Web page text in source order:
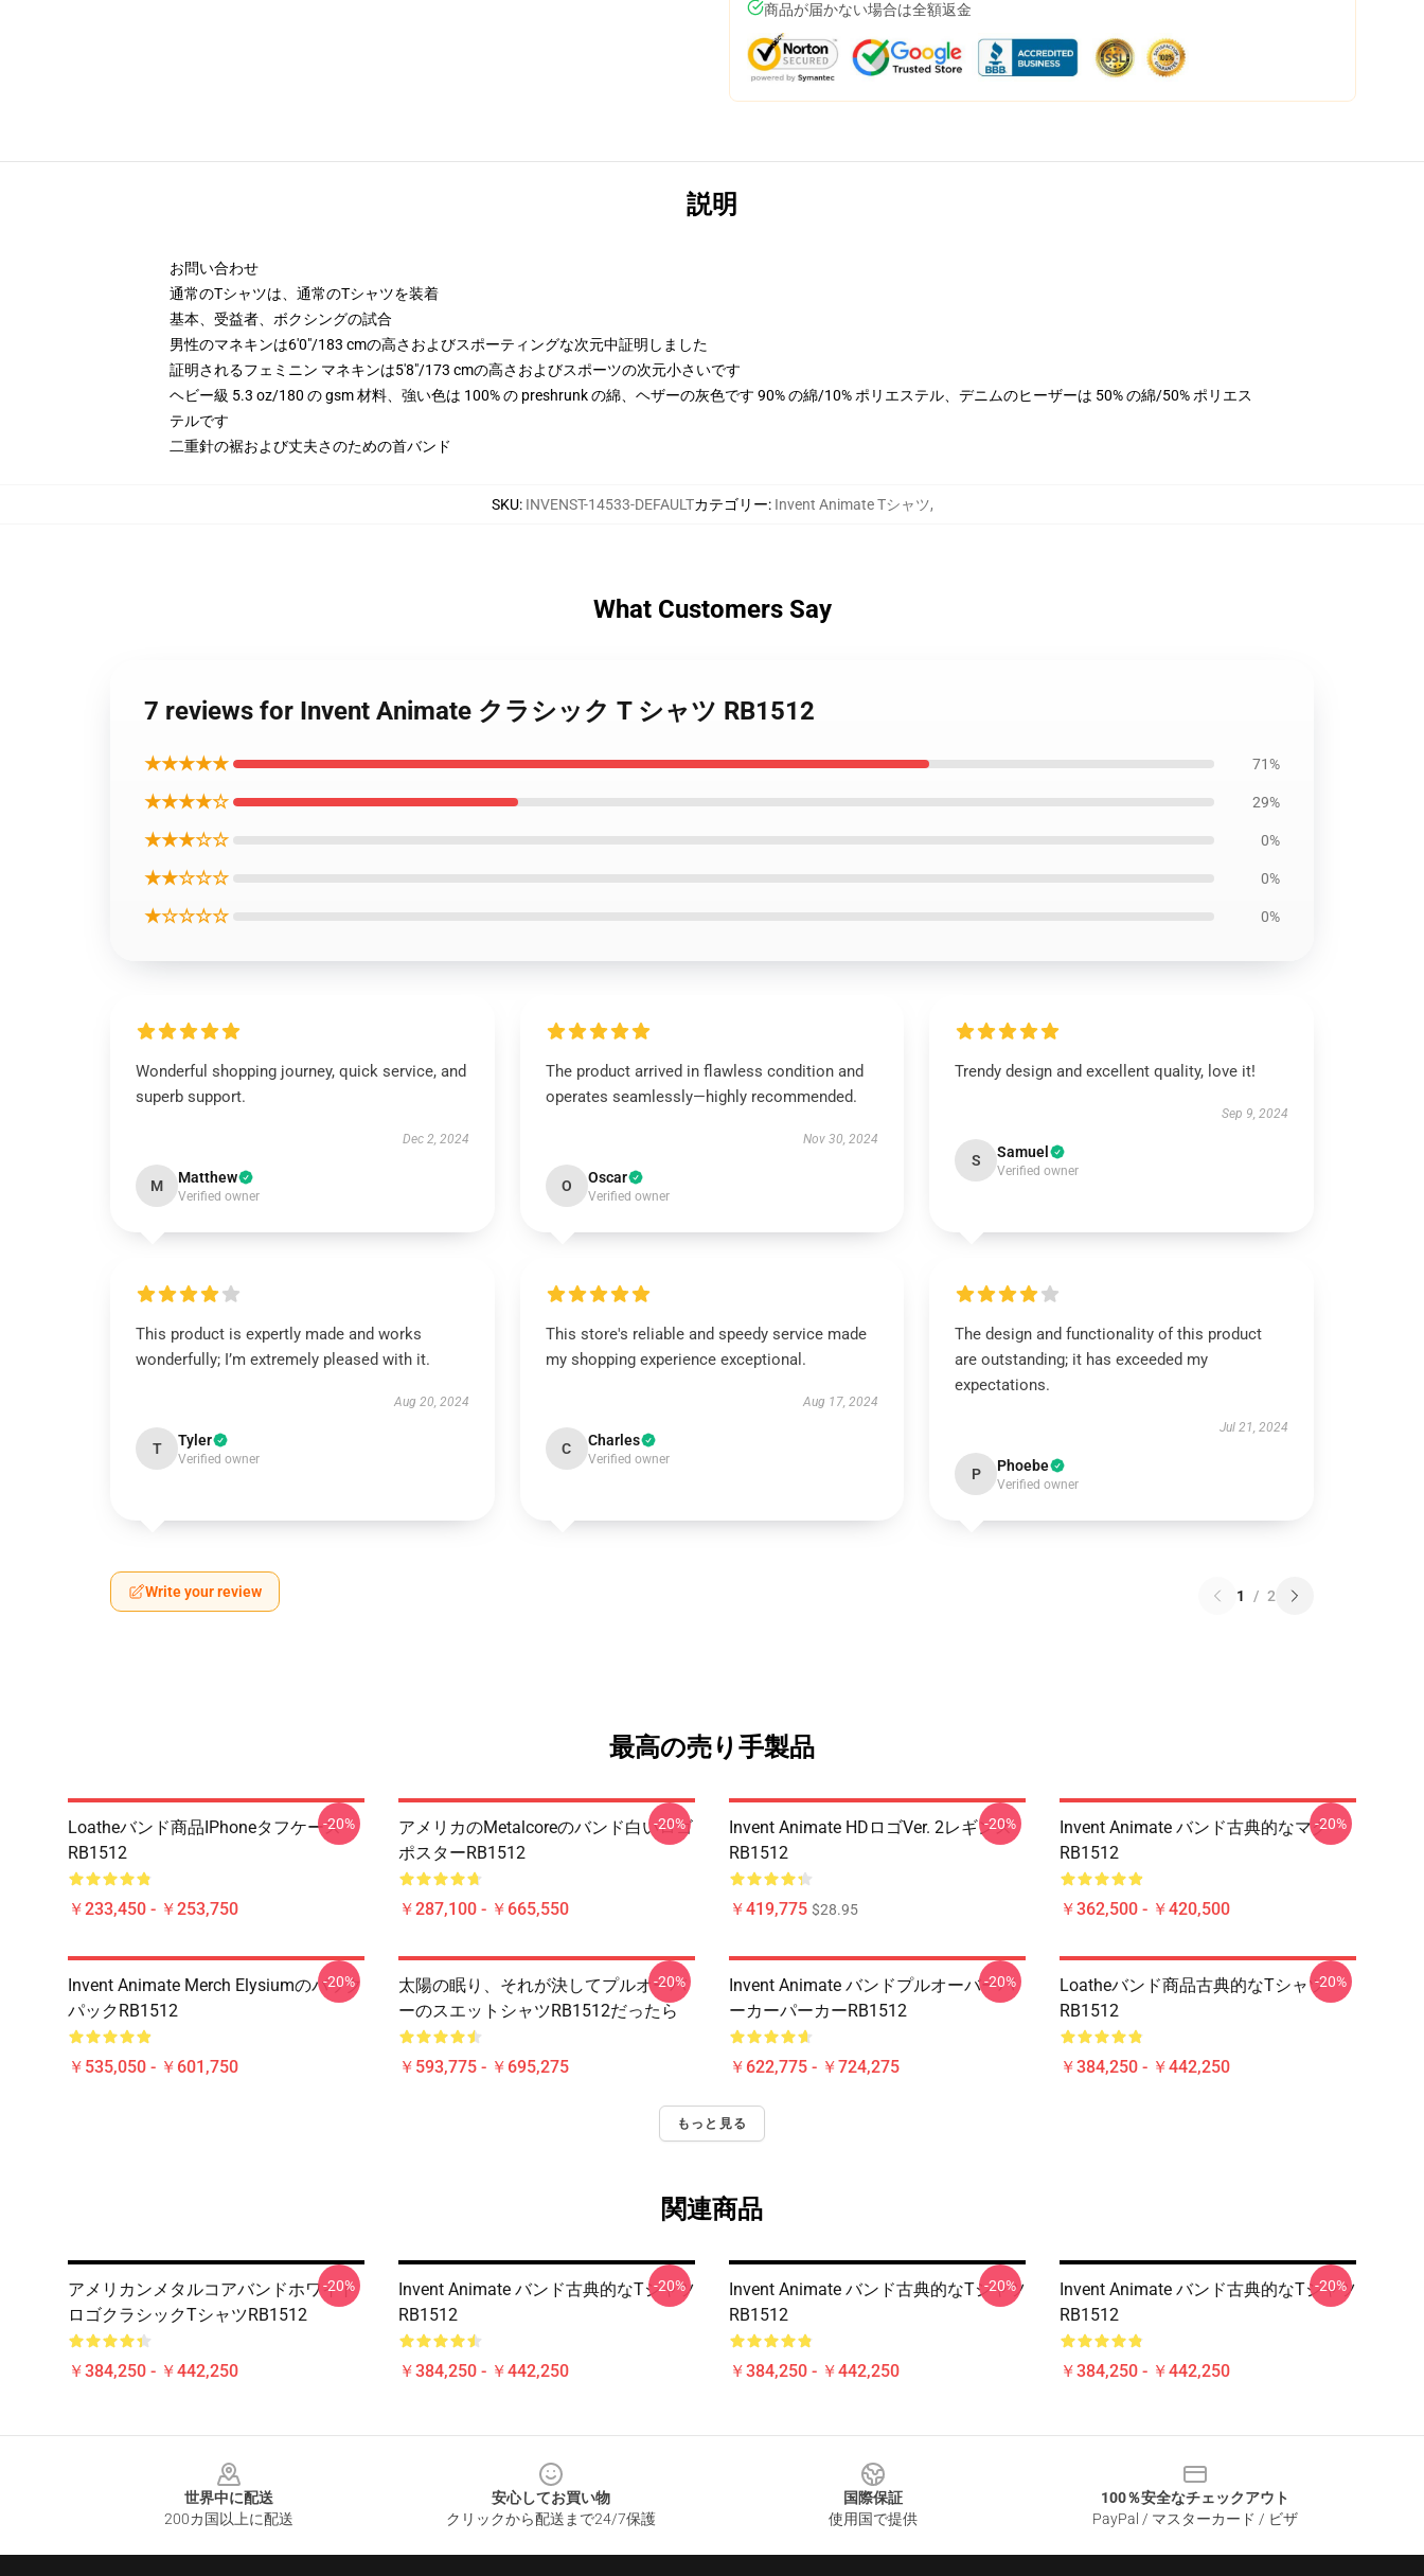
商品が届かない場合は全額返金
説明
お問い合わせ
通常のTシャツは、通常のTシャツを装着
基本、受益者、ボクシングの試合
男性のマネキンは6'0"/183 cmの高さおよびスポーティングな次元中証明しました
証明されるフェミニン マネキンは5'8"/173 cmの高さおよびスポーツの次元小さいです
ヘビー級 5.3 oz/180 の gsm 材料、強い色は 100% の preshrunk の綿、ヘザーの灰色です 90% の綿/10% ポリエステル、デニムのヒーザーは 50% の綿/50% ポリエス
テルです
二重針の裾および丈夫さのための首バンド
SKU: INVENST-14533-DEFAULTカテゴリー: Invent Animate Tシャツ,
What Customers Say
7 reviews for Invent Animate クラシック T シャツ RB1512
★★★★★ 71%
★★★★☆ 29%
★★★☆☆ 0%
★★☆☆☆ 0%
★☆☆☆☆ 0%
Wonderful shopping journey, quick service, and
superb support.
Dec 2, 2024
M Matthew
Verified owner
The product arrived in flawless condition and
operates seamlessly—highly recommended.
Nov 30, 2024
O Oscar
Verified owner
Trendy design and excellent quality, love it!
Sep 9, 2024
S Samuel
Verified owner
This product is expertly made and works
wonderfully; I’m extremely pleased with it.
Aug 20, 2024
T Tyler
Verified owner
This store's reliable and speedy service made
my shopping experience exceptional.
Aug 17, 2024
C Charles
Verified owner
The design and functionality of this product
are outstanding; it has exceeded my
expectations.
Jul 21, 2024
P Phoebe
Verified owner
Write your review 1 / 2
最高の売り手製品
Loatheバンド商品iPhoneタフケース
RB1512
￥233,450 - ￥253,750
-20%
アメリカのmetalcoreのバンド白いロゴ
ポスターRB1512
￥287,100 - ￥665,550
-20%
Invent Animate HDロゴVer. 2レギンス
RB1512
￥419,775 $28.95
-20%
Invent Animate バンド古典的なマグ
RB1512
￥362,500 - ￥420,500
-20%
Invent Animate Merch Elysiumのバック
パックRB1512
￥535,050 - ￥601,750
-20%
太陽の眠り、それが決してプルオーバ
ーのスエットシャツRB1512だったら
￥593,775 - ￥695,275
-20%
Invent Animate バンドプルオーバーパ
ーカーパーカーRB1512
￥622,775 - ￥724,275
-20%
Loatheバンド商品古典的なTシャツ
RB1512
￥384,250 - ￥442,250
-20%
もっと見る
関連商品
アメリカンメタルコアバンドホワイト
ロゴクラシックTシャツRB1512
￥384,250 - ￥442,250
-20%
Invent Animate バンド古典的なTシャツ
RB1512
￥384,250 - ￥442,250
-20%
Invent Animate バンド古典的なTシャツ
RB1512
￥384,250 - ￥442,250
-20%
Invent Animate バンド古典的なTシャツ
RB1512
￥384,250 - ￥442,250
-20%
世界中に配送
200カ国以上に配送
安心してお買い物
クリックから配送まで24/7保護
国際保証
使用国で提供
100％安全なチェックアウト
PayPal / マスターカード / ビザ